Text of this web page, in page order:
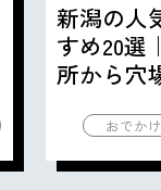
新潟の人
すめ20選
所から穴
おでか